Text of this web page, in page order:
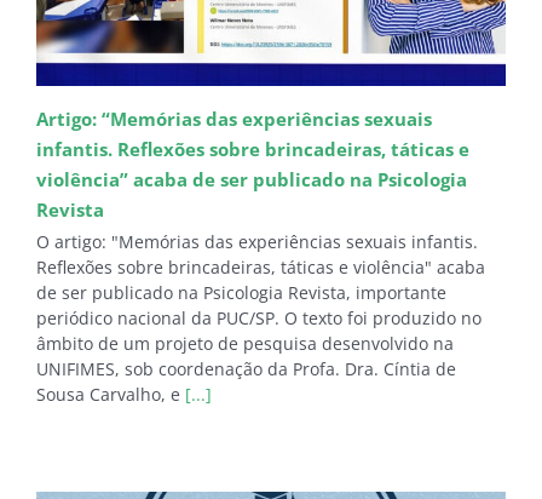
Artigo: “Memórias das experiências sexuais
infantis. Reflexões sobre brincadeiras, táticas e
violência” acaba de ser publicado na Psicologia
Revista
O artigo: "Memórias das experiências sexuais infantis.
Reflexões sobre brincadeiras, táticas e violência" acaba
de ser publicado na Psicologia Revista, importante
periódico nacional da PUC/SP. O texto foi produzido no
âmbito de um projeto de pesquisa desenvolvido na
UNIFIMES, sob coordenação da Profa. Dra. Cíntia de
Sousa Carvalho, e [...]